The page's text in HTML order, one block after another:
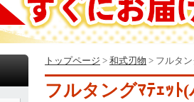
トップページ > 和式刃物 > フルタ
フルタングﾏﾃｪｯ